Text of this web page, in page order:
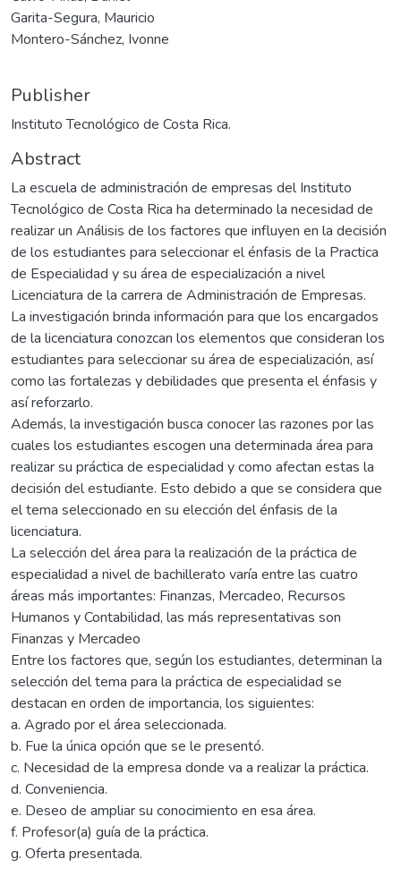
Garita-Segura, Mauricio
Montero-Sánchez, Ivonne
Publisher
Instituto Tecnológico de Costa Rica.
Abstract
La escuela de administración de empresas del Instituto
Tecnológico de Costa Rica ha determinado la necesidad de
realizar un Análisis de los factores que influyen en la decisión
de los estudiantes para seleccionar el énfasis de la Practica
de Especialidad y su área de especialización a nivel
Licenciatura de la carrera de Administración de Empresas.
La investigación brinda información para que los encargados
de la licenciatura conozcan los elementos que consideran los
estudiantes para seleccionar su área de especialización, así
como las fortalezas y debilidades que presenta el énfasis y
así reforzarlo.
Además, la investigación busca conocer las razones por las
cuales los estudiantes escogen una determinada área para
realizar su práctica de especialidad y como afectan estas la
decisión del estudiante. Esto debido a que se considera que
el tema seleccionado en su elección del énfasis de la
licenciatura.
La selección del área para la realización de la práctica de
especialidad a nivel de bachillerato varía entre las cuatro
áreas más importantes: Finanzas, Mercadeo, Recursos
Humanos y Contabilidad, las más representativas son
Finanzas y Mercadeo
Entre los factores que, según los estudiantes, determinan la
selección del tema para la práctica de especialidad se
destacan en orden de importancia, los siguientes:
a. Agrado por el área seleccionada.
b. Fue la única opción que se le presentó.
c. Necesidad de la empresa donde va a realizar la práctica.
d. Conveniencia.
e. Deseo de ampliar su conocimiento en esa área.
f. Profesor(a) guía de la práctica.
g. Oferta presentada.